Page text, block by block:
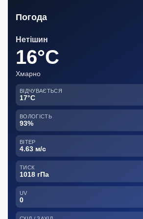
Погода
Нетішин
16°C
Хмарно
ВІДЧУВАЄТЬСЯ
17°C
ВОЛОГІСТЬ
93%
ВІТЕР
4.63 м/с
ТИСК
1018 гПа
UV
0